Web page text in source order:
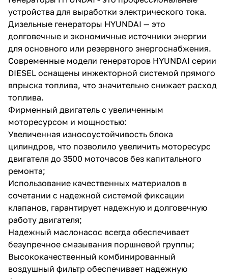
устройства для выработки электрического тока.
Дизельные генераторы HYUNDAI — это
долговечные и экономичные источники энергии
для основного или резервного энергоснабжения.
Современные модели генераторов HYUNDAI серии
DIESEL оснащены инжекторной системой прямого
впрыска топлива, что значительно снижает расход
топлива.
Фирменный двигатель с увеличенным
моторесурсом и мощностью:
Увеличенная износоустойчивость блока
цилиндров, что позволило увеличить моторесурс
двигателя до 3500 моточасов без капитального
ремонта;
Использование качественных материалов в
сочетании с надежной системой фиксации
клапанов, гарантирует надежную и долговечную
работу двигателя;
Надежный маслонасос всегда обеспечивает
безупречное смазывания поршневой группы;
Высококачественный комбинированный
воздушный фильтр обеспечивает надежную